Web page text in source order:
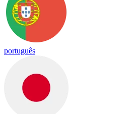
português